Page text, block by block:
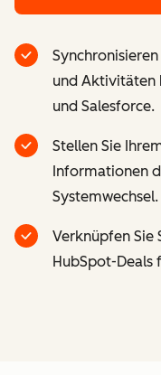
und Aktivitäten
und Salesforce.
Stellen Sie
Informationen
Systemwechsel.
Verknüpfen
HubSpot-Deals